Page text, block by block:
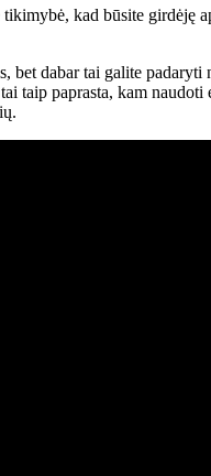
kad būsite girdėję
dabar tai galite
taip paprasta, kam